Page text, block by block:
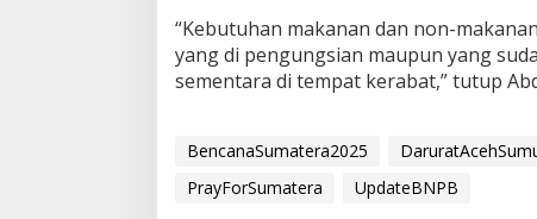
“Kebutuhan makanan dan non-
yang di pengungsian maupun yang
sementara di tempat kerabat,” tutup
BencanaSumatera2025
PrayForSumatera
UpdateBNPB